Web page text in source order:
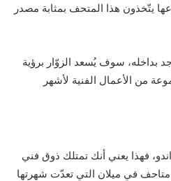
يتّخذون هذا المتحف بمثابة مصدر
سوف يُسعد الزوّار برؤية
من الأعمال الفنية لأشهر
فهذا يعني أنك تمتلك ذوق فني
في ميلان التي تعدّت شهرتها